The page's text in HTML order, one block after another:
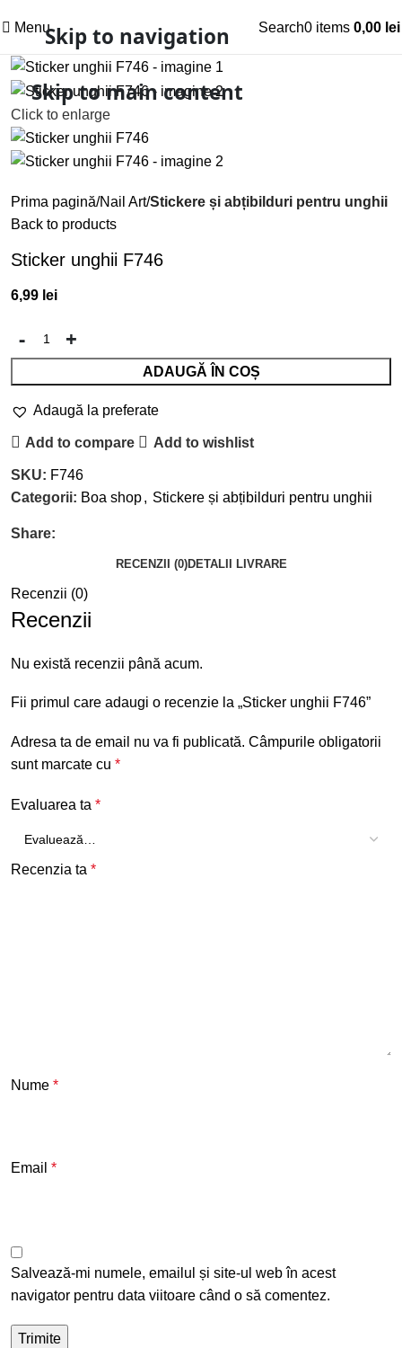
Skip to navigation
Skip to main content
Menu Search0 items 0,00 lei
Click to enlarge
Prima pagină Nail Art Stickere și abțibilduri pentru unghii
Back to products
Sticker unghii F746
6,99 lei
ADAUGĂ ÎN COȘ
Adaugă la preferate
Add to compare Add to wishlist
SKU: F746
Categorii: Boa shop, Stickere și abțibilduri pentru unghii
Share:
RECENZII (0)DETALII LIVRARE
Recenzii (0)
Recenzii
Nu există recenzii până acum.
Fii primul care adaugi o recenzie la „Sticker unghii F746”
Adresa ta de email nu va fi publicată. Câmpurile obligatorii
sunt marcate cu *
Evaluarea ta *
Recenzia ta *
Nume *
Email *
Salvează-mi numele, emailul și site-ul web în acest
navigator pentru data viitoare când o să comentez.